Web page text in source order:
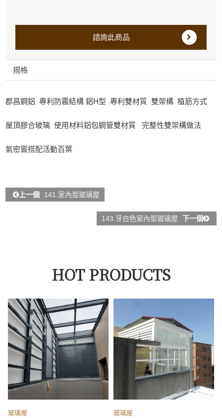
諮詢此商品
規格
郡昌鋼鋁 專利防震結構 鋁H型 專利雙材質 雙架構 植筋方式
屋頂膠合玻璃 使用材料鋁包鋼管雙材質 完整性雙架構做法
氣密窗搭配活動百葉
上一個 141.室內型玻璃屋
143.牙白色室內型玻璃屋 下一個
HOT PRODUCTS
玻璃屋 玻璃屋